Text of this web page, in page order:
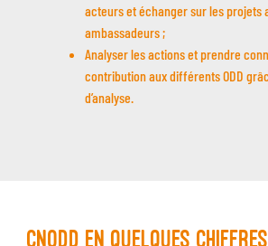
acteurs et échanger sur les projets
ambassadeurs ;
Analyser les actions et prendre
contribution aux différents ODD
d’analyse.
CNODD en quelques